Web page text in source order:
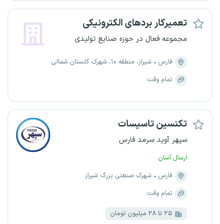
تعمیرکار بردهای الکترونیکی
مجموعه فعال در حوزه صنایع تولیدی
فارس
شیراز، منطقه ۱۰، شهرک گلستان شمالی
تمام وقت
تکنسین تاسیسات
سپهر آوید سرمد فارس
ارسال آسان
فارس
شهرک صنعتی بزرگ شیراز
تمام وقت
۲۵ تا ۲۸ میلیون تومان